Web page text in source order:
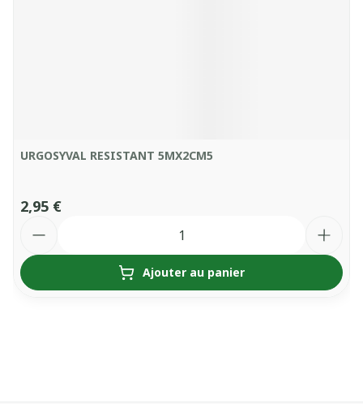
URGOSYVAL RESISTANT 5MX2CM5
2,95 €
Ajouter au panier